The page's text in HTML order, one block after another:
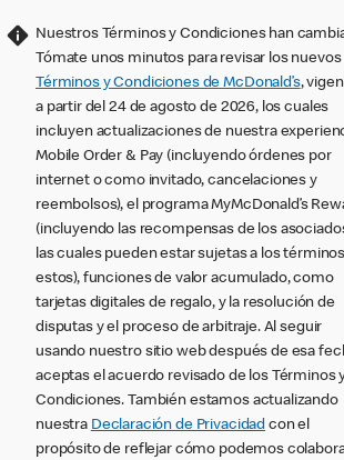
Nuestros Términos y Condiciones han
Tómate unos minutos para revisar los nuevos
Términos y Condiciones de McDonald’s,
a partir del 24 de agosto de 2026, los cuales
incluyen actualizaciones de nuestra
Mobile Order & Pay (incluyendo órdenes por
internet o como invitado, cancelaciones y
reembolsos), el programa MyMcDonald’s
(incluyendo las recompensas de los
las cuales pueden estar sujetas a los
estos), funciones de valor acumulado, como
tarjetas digitales de regalo, y la resolución de
disputas y el proceso de arbitraje. Al seguir
usando nuestro sitio web después de esa
aceptas el acuerdo revisado de los Términos
Condiciones. También estamos actualizando
nuestra Declaración de Privacidad con el
propósito de reflejar cómo podemos